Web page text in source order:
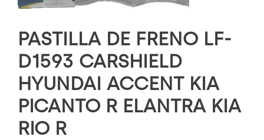
PASTILLA DE FRENO LF-
D1593 CARSHIELD
HYUNDAI ACCENT KIA
PICANTO R ELANTRA KIA
RIO R